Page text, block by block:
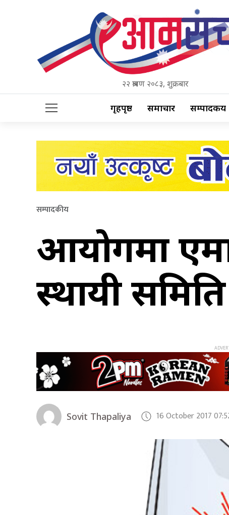
२२ श्रावण २०८३, शुक्रबार
गृहपृष्ठ समाचार सम्पादकीय
सम्पादकीय
आयोगमा
स्थायी
Sovit Thapaliya 16 October 2017